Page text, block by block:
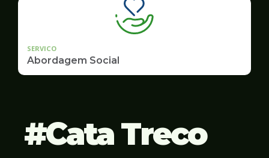
SERVICO
Abordagem Social
Cata Treco